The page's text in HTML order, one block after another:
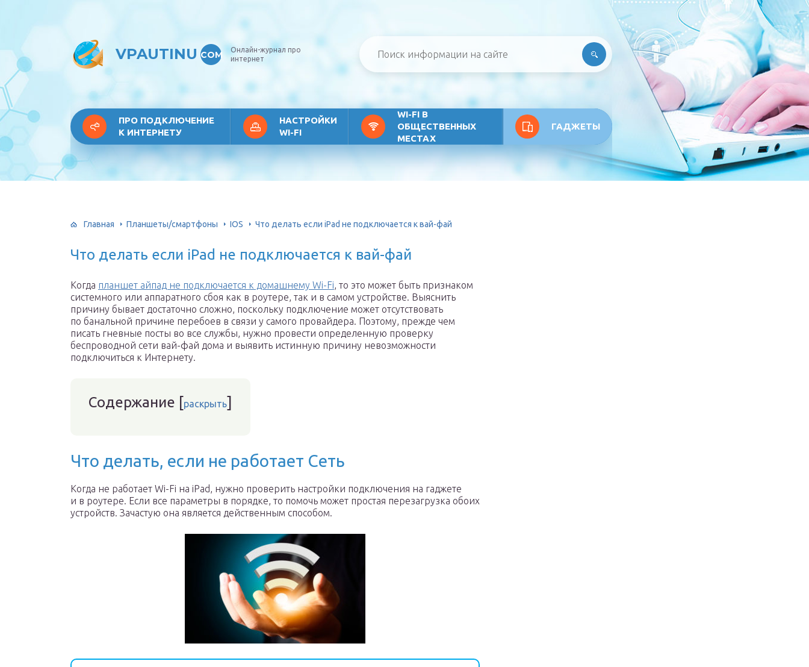
VPAUTINU COM
Онлайн-журнал про
интернет
ПРО ПОДКЛЮЧЕНИЕ
К ИНТЕРНЕТУ
НАСТРОЙКИ
WI-FI
WI-FI В
ОБЩЕСТВЕННЫХ
МЕСТАХ
ГАДЖЕТЫ
Главная Планшеты/смартфоны IOS Что делать если iPad не подключается к вай-фай
Что делать если iPad не подключается к вай-фай
Когда планшет айпад не подключается к домашнему Wi-Fi, то это может быть признаком
системного или аппаратного сбоя как в роутере, так и в самом устройстве. Выяснить
причину бывает достаточно сложно, поскольку подключение может отсутствовать
по банальной причине перебоев в связи у самого провайдера. Поэтому, прежде чем
писать гневные посты во все службы, нужно провести определенную проверку
беспроводной сети вай-фай дома и выявить истинную причину невозможности
подключиться к Интернету.
Содержание [раскрыть]
Что делать, если не работает Сеть
Когда не работает Wi-Fi на iPad, нужно проверить настройки подключения на гаджете
и в роутере. Если все параметры в порядке, то помочь может простая перезагрузка обоих
устройств. Зачастую она является действенным способом.